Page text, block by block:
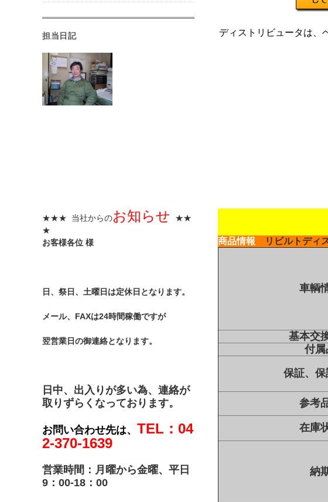
ディストリビュータは、
商品情報 リビルトディ
車輌
基本交
付属
保証、保
参考
在庫
納
担当日記
★★★ 当社からのお知らせ
★★
★
お客様各位 様
日、祭日、土曜日は定休日となります。
メール、FAXは24時間稼働ですが
翌営業日の御連絡となります。
日中、出入りが多い為、連絡が
取りずらくなっております。
お問い合わせ先は、 TEL：04
2-370-1639
営業時間：月曜から金曜、平日
9：00-18：00